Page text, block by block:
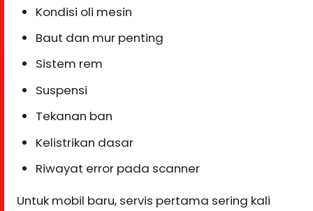
Kondisi oli mesin
Baut dan mur penting
Sistem rem
Suspensi
Tekanan ban
Kelistrikan dasar
Riwayat error pada scanner
Untuk mobil baru, servis pertama sering kali